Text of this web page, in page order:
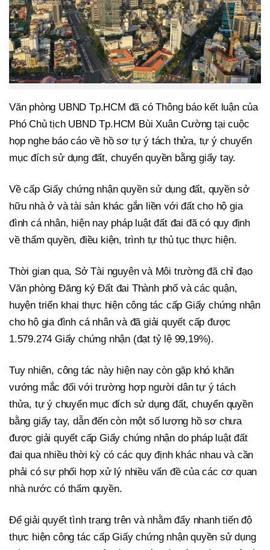
Văn phòng UBND Tp.HCM đã có Thông báo kết luận của
Phó Chủ tịch UBND Tp.HCM Bùi Xuân Cường tại cuộc
họp nghe báo cáo về hồ sơ tự ý tách thửa, tự ý chuyển
mục đích sử dụng đất, chuyển quyền bằng giấy tay.
Về cấp Giấy chứng nhận quyền sử dụng đất, quyền sở
hữu nhà ở và tài sản khác gắn liền với đất cho hộ gia
đình cá nhân, hiện nay pháp luật đất đai đã có quy định
về thẩm quyền, điều kiện, trình tự thủ tục thực hiện.
Thời gian qua, Sở Tài nguyên và Môi trường đã chỉ đạo
Văn phòng Đăng ký Đất đai Thành phố và các quận,
huyện triển khai thực hiện công tác cấp Giấy chứng nhận
cho hộ gia đình cá nhân và đã giải quyết cấp được
1.579.274 Giấy chứng nhận (đạt tỷ lệ 99,19%).
Tuy nhiên, công tác này hiện nay còn gặp khó khăn
vướng mắc đối với trường hợp người dân tự ý tách
thửa, tự ý chuyển mục đích sử dụng đất, chuyển quyền
bằng giấy tay, dẫn đến còn một số lượng hồ sơ chưa
được giải quyết cấp Giấy chứng nhận do pháp luật đất
đai qua nhiều thời kỳ có các quy định khác nhau và cần
phải có sự phối hợp xử lý nhiều vấn đề của các cơ quan
nhà nước có thẩm quyền.
Để giải quyết tình trạng trên và nhằm đẩy nhanh tiến độ
thực hiện công tác cấp Giấy chứng nhận quyền sử dụng